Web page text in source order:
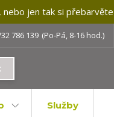
jen tak si
786 139 (Po-Pá, 8-16 hod.)
Služby